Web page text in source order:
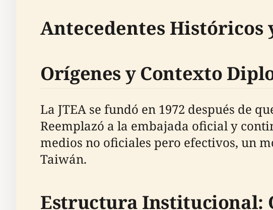
Antecedentes Históricos
Orígenes y Contexto
La JTEA se fundó en 1972 después de
Reemplazó a la embajada oficial y
medios no oficiales pero efectivos, un
Taiwán.
Estructura Institucional: